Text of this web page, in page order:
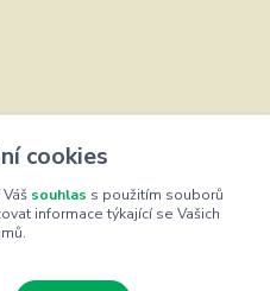
cookies
souhlas s použitím souborů
informace týkající se Vašich